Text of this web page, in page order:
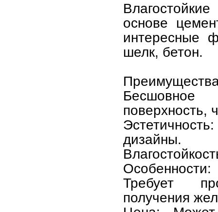
основе
интересные
шелк, бетон.
Бесшовное
поверхность,
дизайны.
Особенности:
Требует
получения